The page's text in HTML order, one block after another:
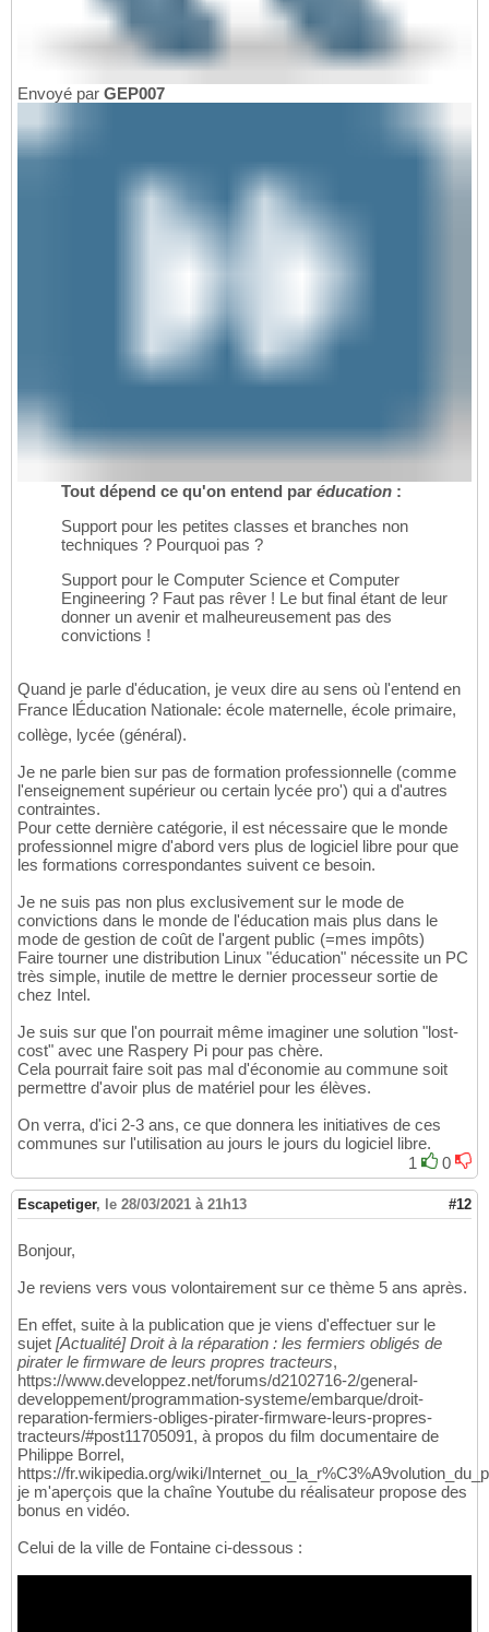
Envoyé par GEP007
Tout dépend ce qu'on entend par éducation :
Support pour les petites classes et branches non
techniques ? Pourquoi pas ?
Support pour le Computer Science et Computer
Engineering ? Faut pas rêver ! Le but final étant de leur
donner un avenir et malheureusement pas des
convictions !
Quand je parle d'éducation, je veux dire au sens où l'entend en
France lÉducation Nationale: école maternelle, école primaire,
collège, lycée (général).
Je ne parle bien sur pas de formation professionnelle (comme
l'enseignement supérieur ou certain lycée pro') qui a d'autres
contraintes.
Pour cette dernière catégorie, il est nécessaire que le monde
professionnel migre d'abord vers plus de logiciel libre pour que
les formations correspondantes suivent ce besoin.
Je ne suis pas non plus exclusivement sur le mode de
convictions dans le monde de l'éducation mais plus dans le
mode de gestion de coût de l'argent public (=mes impôts)
Faire tourner une distribution Linux "éducation" nécessite un PC
très simple, inutile de mettre le dernier processeur sortie de
chez Intel.
Je suis sur que l'on pourrait même imaginer une solution "lost-
cost" avec une Raspery Pi pour pas chère.
Cela pourrait faire soit pas mal d'économie au commune soit
permettre d'avoir plus de matériel pour les élèves.
On verra, d'ici 2-3 ans, ce que donnera les initiatives de ces
communes sur l'utilisation au jours le jours du logiciel libre.
1
0
Escapetiger, le 28/03/2021 à 21h13 #12
Bonjour,
Je reviens vers vous volontairement sur ce thème 5 ans après.
En effet, suite à la publication que je viens d'effectuer sur le
sujet [Actualité] Droit à la réparation : les fermiers obligés de
pirater le firmware de leurs propres tracteurs,
https://www.developpez.net/forums/d2102716-2/general-
developpement/programmation-systeme/embarque/droit-
reparation-fermiers-obliges-pirater-firmware-leurs-propres-
tracteurs/#post11705091, à propos du film documentaire de
Philippe Borrel,
https://fr.wikipedia.org/wiki/
je m'aperçois que la chaîne Youtube du réalisateur propose des
bonus en vidéo.
Celui de la ville de Fontaine ci-dessous :